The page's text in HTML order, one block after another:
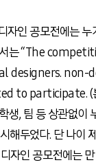
자인 공모전에는 누
서는 “The
designers. non-
to participate. (
생, 팀 등 상관없이
해두었다. 단 나이
자인 공모전에는